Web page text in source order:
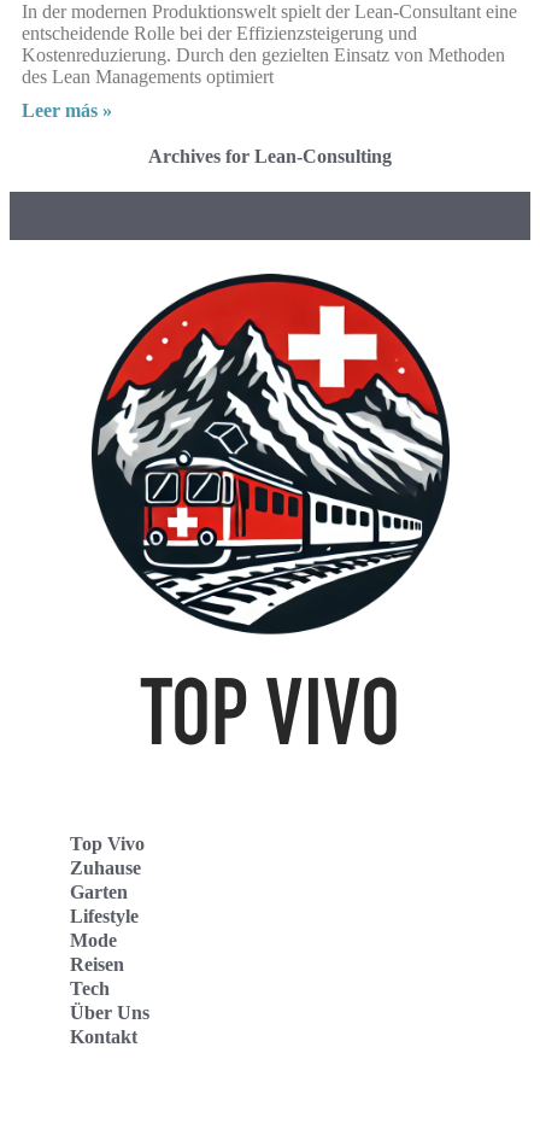
In der modernen Produktionswelt spielt der Lean-Consultant eine
entscheidende Rolle bei der Effizienzsteigerung und
Kostenreduzierung. Durch den gezielten Einsatz von Methoden
des Lean Managements optimiert
Leer más »
Archives for Lean-Consulting
Top Vivo
Zuhause
Garten
Lifestyle
Mode
Reisen
Tech
Über Uns
Kontakt